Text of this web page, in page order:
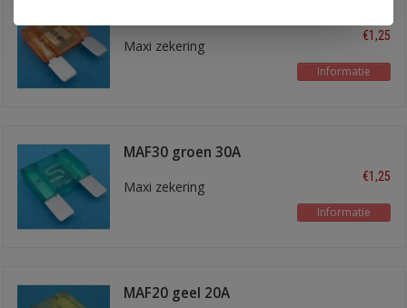
Maxi zekering
€1,25
Informatie
MAF30 groen 30A
Maxi zekering
€1,25
Informatie
MAF20 geel 20A